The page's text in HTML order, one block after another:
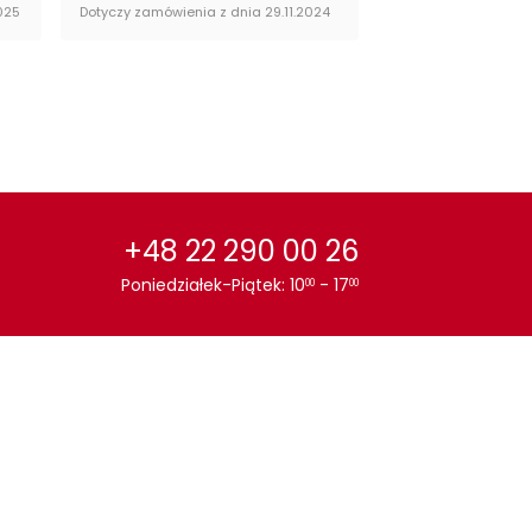
Dotyczy zamówienia z dnia 29.11.2024
+48 22 290 00 26
Poniedziałek-Piątek: 1000 - 1700